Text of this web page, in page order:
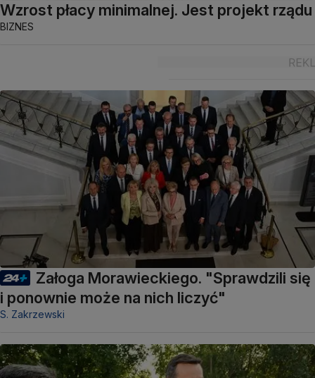
Wzrost płacy minimalnej. Jest projekt rządu
BIZNES
Załoga Morawieckiego. "Sprawdzili się
i ponownie może na nich liczyć"
S. Zakrzewski